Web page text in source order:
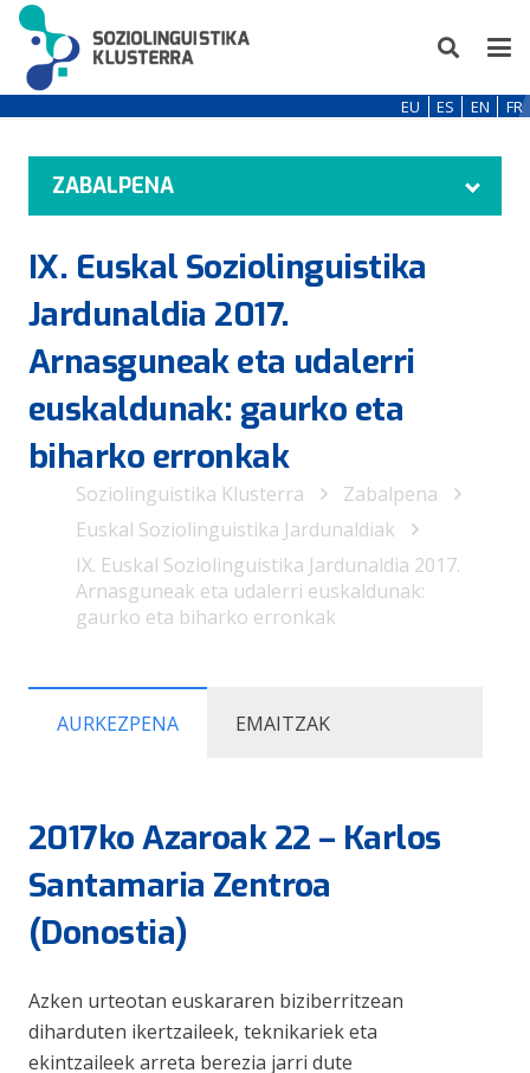
EU ES EN FR
ZABALPENA
IX. Euskal Soziolinguistika
Jardunaldia 2017.
Arnasguneak eta udalerri
euskaldunak: gaurko eta
biharko erronkak
Soziolinguistika Klusterra
Zabalpena
Euskal Soziolinguistika Jardunaldiak
IX. Euskal Soziolinguistika Jardunaldia 2017.
Arnasguneak eta udalerri euskaldunak:
gaurko eta biharko erronkak
AURKEZPENA EMAITZAK
2017ko Azaroak 22 – Karlos
Santamaria Zentroa
(Donostia)
Azken urteotan euskararen biziberritzean
diharduten ikertzaileek, teknikariek eta
ekintzaileek arreta berezia jarri dute